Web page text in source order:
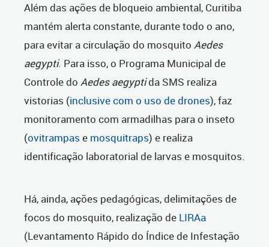
Além das ações de bloqueio ambiental, Curitiba
mantém alerta constante, durante todo o ano,
para evitar a circulação do mosquito Aedes
aegypti. Para isso, o Programa Municipal de
Controle do Aedes aegyptida SMS realiza
vistorias (inclusive com o uso de drones), faz
monitoramento com armadilhas para o inseto
(ovitrampas e mosquitraps) e realiza
identificação laboratorial de larvas e mosquitos.
Há, ainda, ações pedagógicas, delimitações de
focos do mosquito, realização de LIRAa
(Levantamento Rápido do Índice de Infestação